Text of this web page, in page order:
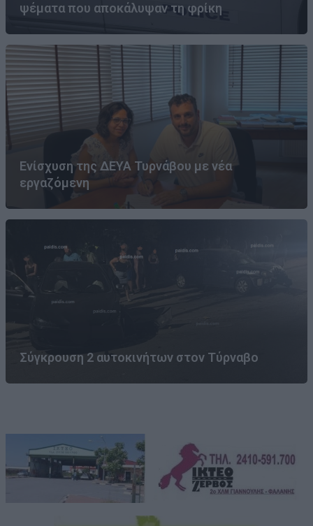
ψέματα που αποκάλυψαν τη φρίκη
Ενίσχυση της ΔΕΥΑ Τυρνάβου με νέα
εργαζόμενη
Σύγκρουση 2 αυτοκινήτων στον Τύρναβο